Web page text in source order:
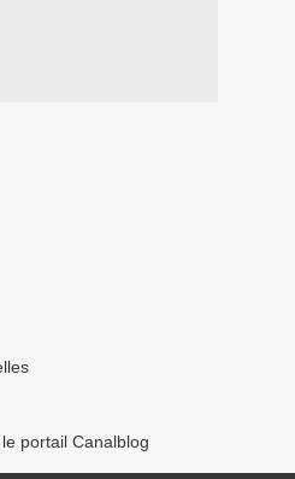
portail Canalblog